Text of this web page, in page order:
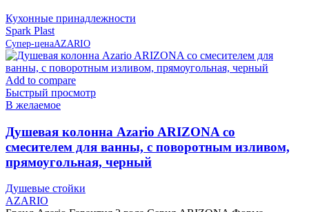
Кухонные принадлежности
Spark Plast
Супер-ценаAZARIO
Add to compare
Быстрый просмотр
В желаемое
Душевая колонна Azario ARIZONA со
смесителем для ванны, с поворотным изливом,
прямоугольная, черный
Душевые стойки
AZARIO